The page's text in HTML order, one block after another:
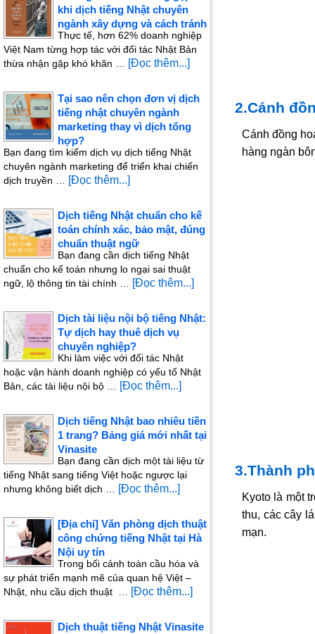
2.Cánh
Cánh đồng
hàng ngàn
3.Thành
Kyoto là một
thu, các cây
mạn.
khi dịch tiếng Nhật chuyên
ngành xây dựng và cách tránh
Thực tế, hơn 62% doanh nghiệp
Việt Nam từng hợp tác với đối tác Nhật Bản
thừa nhận gặp khó khăn …
[Đọc thêm...]
Tại sao nên chọn đơn vị dịch
tiếng nhật chuyên ngành
marketing thay vì dịch tổng
hợp?
Bạn đang tìm kiếm dịch vụ dịch tiếng Nhật
chuyên ngành marketing để triển khai chiến
dịch truyền …
[Đọc thêm...]
Dịch tiếng Nhật chuẩn cho kế
toán chính xác, bảo mật, đúng
chuẩn thuật ngữ
Bạn đang cần dịch tiếng Nhật
chuẩn cho kế toán nhưng lo ngại sai thuật
ngữ, lộ thông tin tài chính …
[Đọc thêm...]
Dịch tài liệu nội bộ tiếng Nhật:
Tự dịch hay thuê dịch vụ
chuyên nghiệp?
Khi làm việc với đối tác Nhật
hoặc vận hành doanh nghiệp có yếu tố Nhật
Bản, các tài liệu nội bộ …
[Đọc thêm...]
Dịch tiếng Nhật bao nhiêu tiền
1 trang? Bảng giá mới nhất tại
Vinasite
Bạn đang cần dịch một tài liệu từ
tiếng Nhật sang tiếng Việt hoặc ngược lại
nhưng không biết dịch …
[Đọc thêm...]
[Địa chỉ] Văn phòng dịch thuật
công chứng tiếng Nhật tại Hà
Nội uy tín
Trong bối cảnh toàn cầu hóa và
sự phát triển mạnh mẽ của quan hệ Việt –
Nhật, nhu cầu dịch thuật …
[Đọc thêm...]
Dịch thuật tiếng Nhật Vinasite